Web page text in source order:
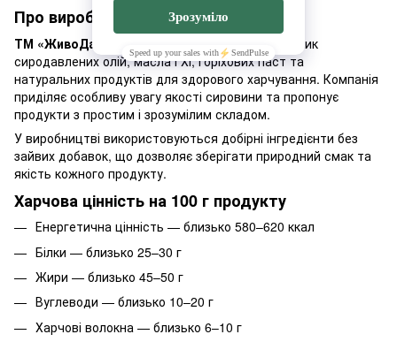
Про виробника ЖивоДар
ТМ «ЖивоДар»
— український сімейний виробник
сиродавлених олій, масла ГХІ, горіхових паст та
натуральних продуктів для здорового харчування. Компанія
приділяє особливу увагу якості сировини та пропонує
продукти з простим і зрозумілим складом.
У виробництві використовуються добірні інгредієнти без
зайвих добавок, що дозволяє зберігати природний смак та
якість кожного продукту.
Харчова цінність на 100 г продукту
Енергетична цінність — близько 580–620 ккал
Білки — близько 25–30 г
Жири — близько 45–50 г
Вуглеводи — близько 10–20 г
Харчові волокна — близько 6–10 г